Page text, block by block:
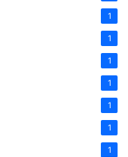
1
1
1
1
1
1
1